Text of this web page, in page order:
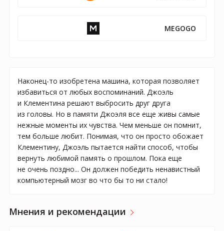
MEGOGO
Наконец-то изобретена машина, которая позволяет
избавиться от любых воспоминаний. Джоэль
и Клементина решают выбросить друг друга
из головы. Но в памяти Джоэля все еще живы самые
нежные моменты их чувства. Чем меньше он помнит,
тем больше любит. Понимая, что он просто обожает
Клементину, Джоэль пытается найти способ, чтобы
вернуть любимой память о прошлом. Пока еще
не очень поздно... Он должен победить ненавистный
компьютерный мозг во что бы то ни стало!
Мнения и рекомендации